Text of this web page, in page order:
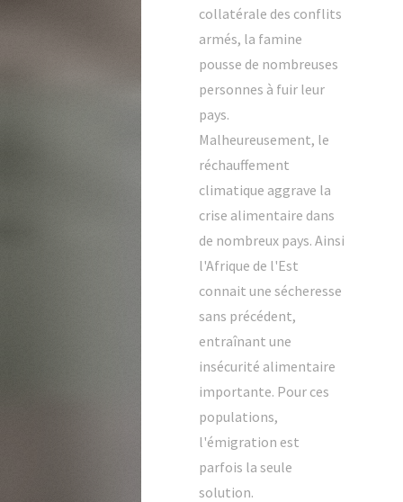
collatérale des conflits
armés, la famine
pousse de nombreuses
personnes à fuir leur
pays.
Malheureusement, le
réchauffement
climatique aggrave la
crise alimentaire dans
de nombreux pays. Ainsi
l'Afrique de l'Est
connait une sécheresse
sans précédent,
entraînant une
insécurité alimentaire
importante. Pour ces
populations,
l'émigration est
parfois la seule
solution.